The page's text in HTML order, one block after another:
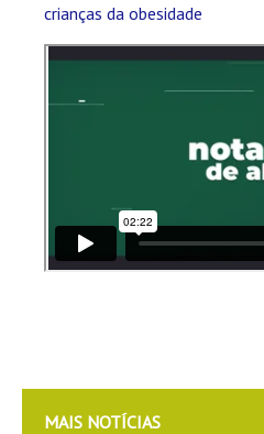
crianças da obesidade
MAIS NOTÍCIAS